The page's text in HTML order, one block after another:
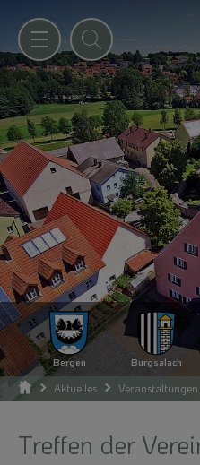
Bergen Burgsalach
Aktuelles Veranstaltungen
Treffen der